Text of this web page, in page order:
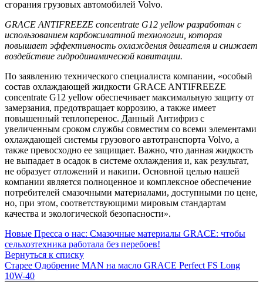
сгорания грузовых автомобилей Volvo.
GRACE ANTIFREEZE concentrate G12 yellow разработан с
использованием карбоксилатной технологии, которая
повышает эффективность охлаждения двигателя и снижает
воздействие гидродинамической кавитации.
По заявлению технического специалиста компании, «особый
состав охлаждающей жидкости GRACE ANTIFREEZE
concentrate G12 yellow обеспечивает максимальную защиту от
замерзания, предотвращает коррозию, а также имеет
повышенный теплоперенос. Данный Антифриз с
увеличенным сроком службы совместим со всеми элементами
охлаждающей системы грузового автотранспорта Volvo, а
также превосходно ее защищает. Важно, что данная жидкость
не выпадает в осадок в системе охлаждения и, как результат,
не образует отложений и накипи. Основной целью нашей
компании является полноценное и комплексное обеспечение
потребителей смазочными материалами, доступными по цене,
но, при этом, соответствующими мировым стандартам
качества и экологической безопасности».
Новые Пресса о нас: Смазочные материалы GRACE: чтобы
сельхозтехника работала без перебоев!
Вернуться к списку
Старее Одобрение MAN на масло GRACE Perfect FS Long
10W-40